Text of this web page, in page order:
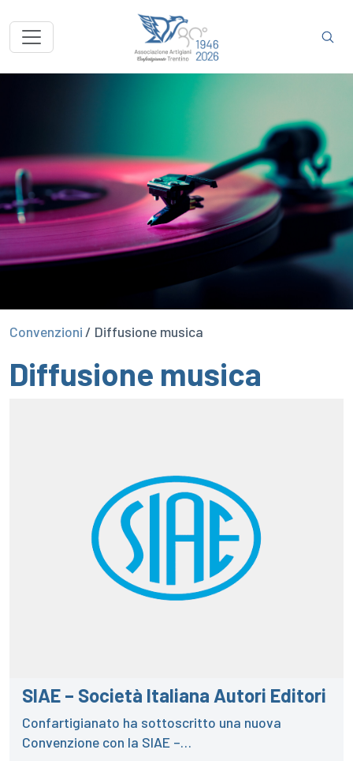
Convenzioni / Diffusione musica
Diffusione musica
SIAE – Società Italiana Autori Editori
Confartigianato ha sottoscritto una nuova
Convenzione con la SIAE –…